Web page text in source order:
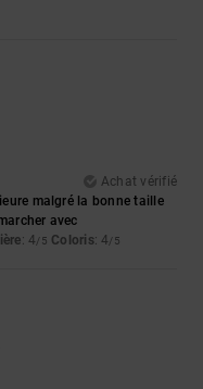
Achat vérifié
malgré la bonne taille
avec
: 4/5 Coloris: 4/5